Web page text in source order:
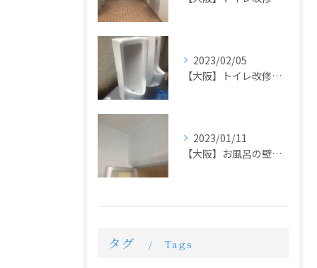
2023/02/05
【大阪】トイレ改修工事
2023/01/11
【大阪】お風呂の壁リメイク塗装
タグ Tags